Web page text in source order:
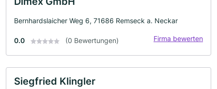
Bernhardslaicher Weg 6, 71686 Remseck a. Neckar
0.0 (0 Bewertungen) Firma bewerten
Siegfried Klingler